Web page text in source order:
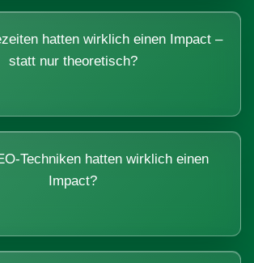
hatten wirklich einen Impact –
statt nur theoretisch?
Techniken hatten wirklich einen
Impact?